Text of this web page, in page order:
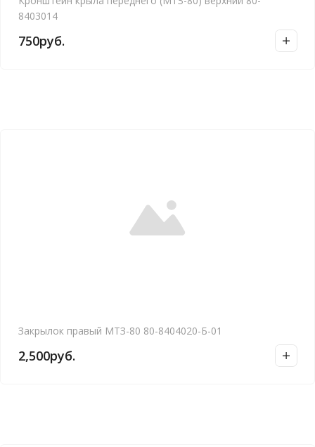
8403014
750руб.
Закрылок правый МТЗ-80 80-8404020-Б-01
2,500руб.